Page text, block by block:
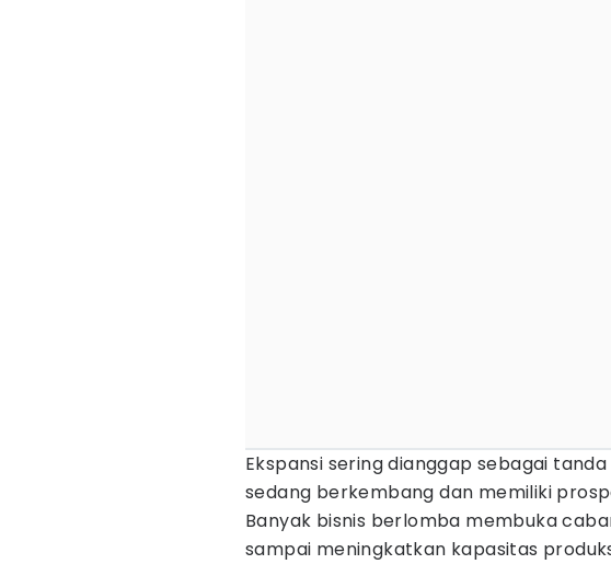
Ekspansi sering dianggap sebagai
sedang berkembang dan memiliki
Banyak bisnis berlomba membuka
sampai meningkatkan kapasitas